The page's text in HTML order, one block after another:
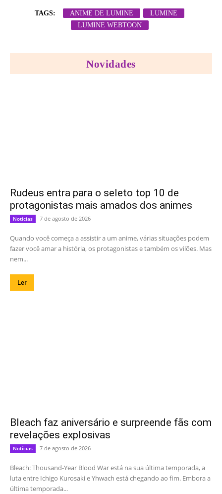
TAGS: ANIME DE LUMINE
LUMINE
LUMINE WEBTOON
Novidades
Rudeus entra para o seleto top 10 de
protagonistas mais amados dos animes
Notícias 7 de agosto de 2026
Quando você começa a assistir a um anime, várias situações podem
fazer você amar a história, os protagonistas e também os vilões. Mas
nem...
Ler
Bleach faz aniversário e surpreende fãs com
revelações explosivas
Notícias 7 de agosto de 2026
Bleach: Thousand-Year Blood War está na sua última temporada, a
luta entre Ichigo Kurosaki e Yhwach está chegando ao fim. Embora a
última temporada...